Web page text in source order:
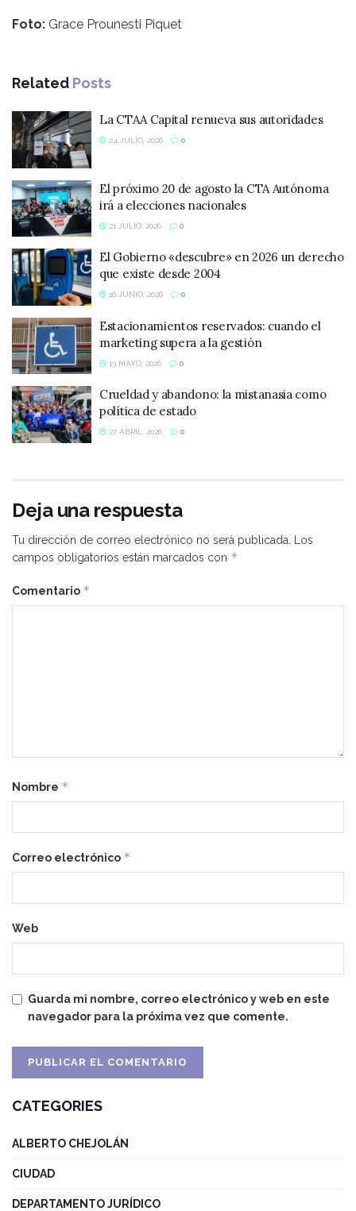
Foto: Grace Prounesti Piquet
Related Posts
La CTAA Capital renueva sus autoridades
24 JULIO, 2026 0
El próximo 20 de agosto la CTA Autónoma
irá a elecciones nacionales
21 JULIO, 2026 0
El Gobierno «descubre» en 2026 un derecho
que existe desde 2004
16 JUNIO, 2026 0
Estacionamientos reservados: cuando el
marketing supera a la gestión
13 MAYO, 2026 0
Crueldad y abandono: la mistanasia como
política de estado
27 ABRIL, 2026 0
Deja una respuesta
Tu dirección de correo electrónico no será publicada.
Los
campos obligatorios están marcados con *
Comentario *
Nombre *
Correo electrónico *
Web
Guarda mi nombre, correo electrónico y web en este
navegador para la próxima vez que comente.
CATEGORIES
ALBERTO CHEJOLÁN
CIUDAD
DEPARTAMENTO JURÍDICO